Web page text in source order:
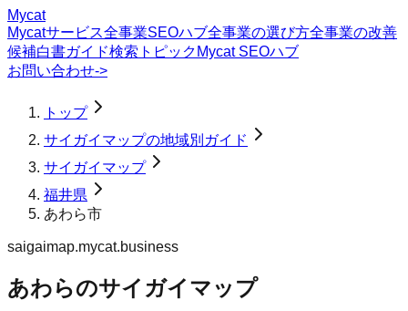
Mycat
Mycatサービス全事業SEOハブ全事業の選び方全事業の改善
候補白書ガイド検索トピック Mycat SEOハブ
お問い合わせ->
トップ
サイガイマップの地域別ガイド
サイガイマップ
福井県
あわら市
saigaimap.mycat.business
あわらのサイガイマップ